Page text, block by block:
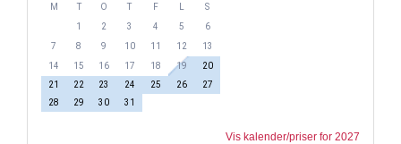
M T O T F
S
1
2 3 4 5
6
7
8 9 10 11 12
13
14
15 16 17 18 19
20
21
22 23 24 25 26
27
28
29 30 31
Vis kalender/priser for 2027